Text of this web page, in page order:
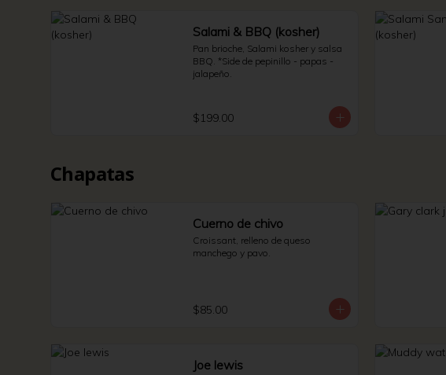
Salami & BBQ (kosher)
Pan brioche, Salami kosher y salsa
BBQ. *Side de pepinillo - papas -
jalapeño.
$199.00
Chapatas
Cuerno de chivo
Croissant, relleno de queso
manchego y pavo.
$85.00
Joe lewis